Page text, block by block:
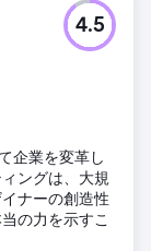
4.5
企業を変革し
ングは、大規
ナーの創造性
の力を示すこ